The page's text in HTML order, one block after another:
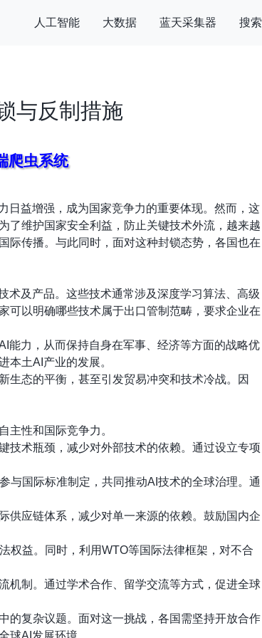
人工智能 大数据 蓝天采集器 搜索
与反制措施
爬虫系统
日益增强，成为国家竞争力的重要体现。然而，这
了维护国家安全利益，防止关键技术外流，越来越
际传播。与此同时，面对这种封锁态势，各国也在
术及产品。这些技术通常涉及深度学习算法、高级
可以明确哪些技术属于出口管制范畴，要求企业在
能力，从而保持自身在军事、经济等方面的战略优
本土AI产业的发展。
生态的平衡，甚至引发贸易冲突和技术冷战。因
主性和国际竞争力。
技术瓶颈，减少对外部技术的依赖。通过设立专项
与国际标准制定，共同推动AI技术的全球治理。通
供应链体系，减少对单一来源的依赖。鼓励国内企
权益。同时，利用WTO等国际法律框架，对不合
机制。通过学术合作、留学交流等方式，促进全球
的复杂议题。面对这一挑战，各国需坚持开放合作
球AI发展环境。